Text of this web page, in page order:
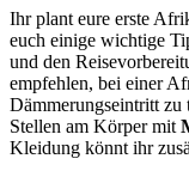
Ihr plant eure erste
euch einige wichtige
und den
empfehlen, bei einer
Dämmerungseintritt zu
Stellen am Körper mit
Kleidung könnt ihr